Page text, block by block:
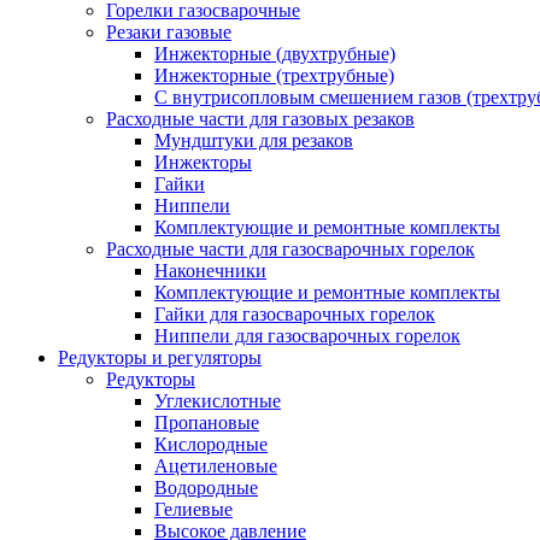
Горелки газосварочные
Резаки газовые
Инжекторные (двухтрубные)
Инжекторные (трехтрубные)
С внутрисопловым смешением газов
Расходные части для газовых резаков
Мундштуки для резаков
Инжекторы
Гайки
Ниппели
Комплектующие и ремонтные комплекты
Расходные части для газосварочных горелок
Наконечники
Комплектующие и ремонтные комплекты
Гайки для газосварочных горелок
Ниппели для газосварочных горелок
Редукторы и регуляторы
Редукторы
Углекислотные
Пропановые
Кислородные
Ацетиленовые
Водородные
Гелиевые
Высокое давление